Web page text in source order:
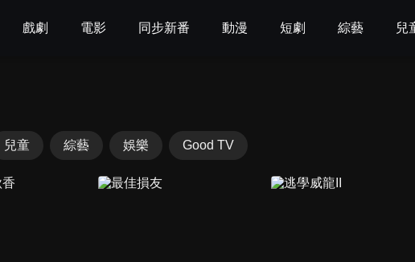
戲劇 電影 同步新番 動漫 短劇 綜藝 兒
兒童 綜藝 娛樂 Good TV